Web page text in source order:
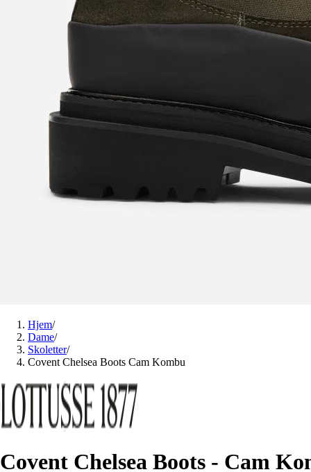
Hjem/
Dame/
Skoletter/
Covent Chelsea Boots Cam Kombu
Covent Chelsea Boots - Cam